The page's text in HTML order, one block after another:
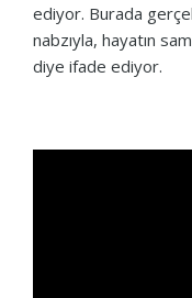
ediyor. Burada
nabzıyla, hayatın
diye ifade ediyor.